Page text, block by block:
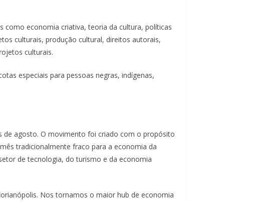
c
l
q
economia criativa, teoria da cultura, políticas
culturais, produção cultural, direitos autorais,
culturais.
especiais para pessoas negras, indígenas,
de agosto. O movimento foi criado com o propósito
tradicionalmente fraco para a economia da
de tecnologia, do turismo e da economia
Nos tornamos o maior hub de economia